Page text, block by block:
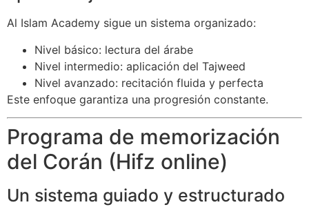
Al Islam Academy sigue un sistema organizado:
Nivel básico: lectura del árabe
Nivel intermedio: aplicación del Tajweed
Nivel avanzado: recitación fluida y perfecta
Este enfoque garantiza una progresión constante.
Programa de memorización
del Corán (Hifz online)
Un sistema guiado y estructurado